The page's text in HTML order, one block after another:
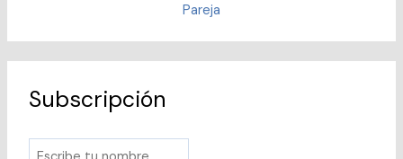
Pareja
Subscripción